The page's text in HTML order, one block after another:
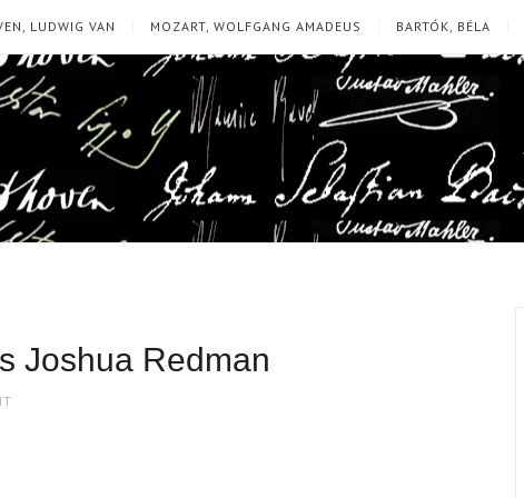
LUDWIG VAN MOZART, WOLFGANG AMADEUS BARTÓK, BÉLA
Joshua Redman